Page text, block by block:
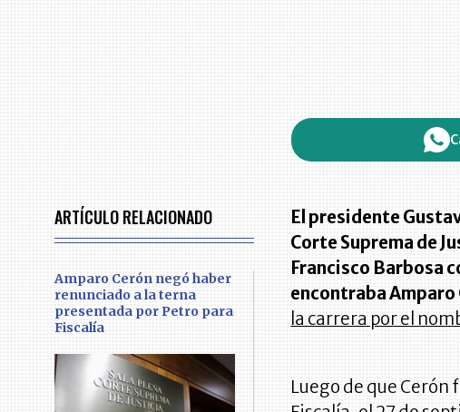
ARTÍCULO RELACIONADO
Amparo Cerón negó haber
renunciado a la terna
presentada por Petro para
Fiscalía
El presidente
Corte Suprema de
Francisco Barbosa
encontraba Amparo
la carrera por el
Luego de que Cerón